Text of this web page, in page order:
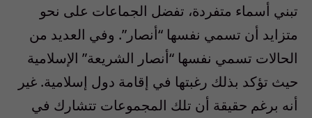
تبني أسماء متفردة، تفضل الجماعات على نحو
متزايد أن تسمي نفسها “أنصار”. وفي العديد من
الحالات تسمي نفسها “أنصار الشريعة” الإسلامية
حيث تؤكد بذلك رغبتها في إقامة دول إسلامية. غير
أنه برغم حقيقة أن تلك المجموعات تتشارك في